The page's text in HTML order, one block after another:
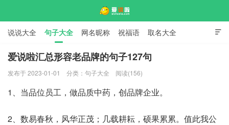

说说大全 句子大全 网名昵称 祝福语 取名大全
标语口号 签名大全
爱说啦汇总形容老品牌的句子127句
发布于 2023-01-01 分类： 句子大全 阅读(156)
1、当品位员工，做品质中药，创品牌企业。
2、数易春秋，风华正茂；几载耕耘，硕果累累。值此我公